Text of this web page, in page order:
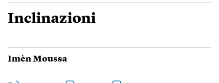
Inclinazioni
Imèn Moussa